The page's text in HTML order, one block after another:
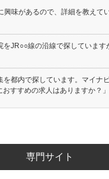
興味があるので、詳細を教えて
をJR○○線の沿線で探していま
を都内で探しています。マイナ
すすめの求人はありますか？」
専門サイト